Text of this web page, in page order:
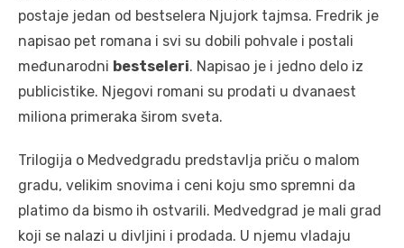
postaje jedan od bestselera Njujork tajmsa. Fredrik je
napisao pet romana i svi su dobili pohvale i postali
međunarodni bestseleri. Napisao je i jedno delo iz
publicistike. Njegovi romani su prodati u dvanaest
miliona primeraka širom sveta.
Trilogija o Medvedgradu predstavlja priču o malom
gradu, velikim snovima i ceni koju smo spremni da
platimo da bismo ih ostvarili. Medvedgrad je mali grad
koji se nalazi u divljini i prodada. U njemu vladaju